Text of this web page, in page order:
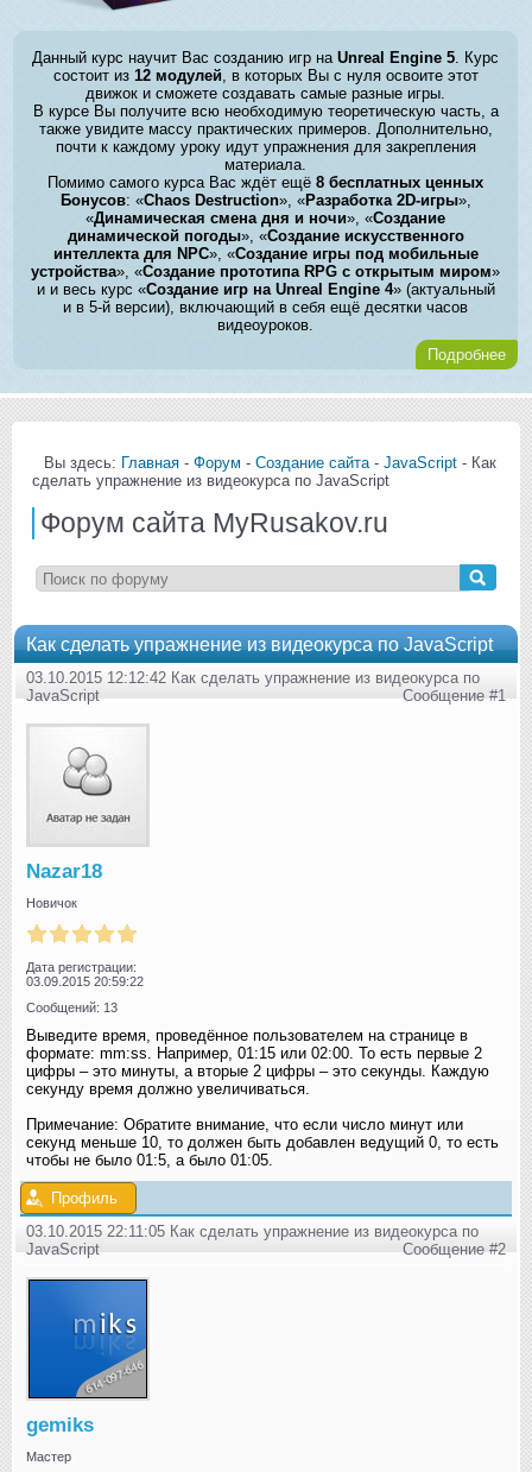
Данный курс научит Вас созданию игр наUnreal Engine 5 . Курс
состоит из 12 модулей, в которых Вы с нуля освоите этот
движок и сможете создавать самые разные игры.
В курсе Вы получите всю необходимую теоретическую часть, а
также увидите массу практических примеров. Дополнительно,
почти к каждому уроку идут упражнения для закрепления
материала.
Помимо самого курса Вас ждёт ещё8 бесплатных ценных
Бонусов: «Chaos Destruction», «Разработка 2D-игры»,
«Динамическая смена дня и ночи», «Создание
динамической погоды», «Создание искусственного
интеллекта для NPC», «Создание игры под мобильные
устройства», «Создание прототипа RPG с открытым миром»
и и весь курс «Создание игр на Unreal Engine 4» (актуальный
и в 5-й версии), включающий в себя ещё десятки часов
видеоуроков.
Подробнее
Вы здесь: Главная - Форум - Создание сайта - JavaScript - Как
сделать упражнение из видеокурса по JavaScript
Форум сайта MyRusakov.ru
Как сделать упражнение из видеокурса по JavaScript
03.10.2015 12:12:42 Как сделать упражнение из видеокурса по
JavaScript
Сообщение #1
Nazar18
Новичок
Дата регистрации:
03.09.2015 20:59:22
Сообщений: 13
Выведите время, проведённое пользователем на странице в
формате: mm:ss. Например, 01:15 или 02:00. То есть первые 2
цифры – это минуты, а вторые 2 цифры – это секунды. Каждую
секунду время должно увеличиваться.
Примечание: Обратите внимание, что если число минут или
секунд меньше 10, то должен быть добавлен ведущий 0, то есть
чтобы не было 01:5, а было 01:05.
Профиль
03.10.2015 22:11:05 Как сделать упражнение из видеокурса по
JavaScript
Сообщение #2
gemiks
Мастер